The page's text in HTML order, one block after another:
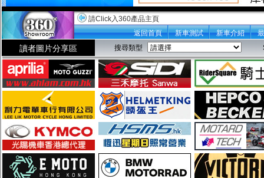
請Click入360產品主頁
返回首頁
新車測試 新車介紹
讀者圖片分享區 搜尋類型